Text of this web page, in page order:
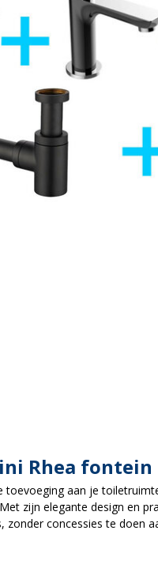
Rhea fontein
aan je
zijn elegante design en
zonder concessies te doen